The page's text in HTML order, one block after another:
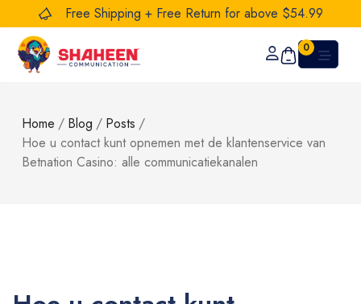
Free Shipping + Free Return for above $54.99
0
Home / Blog / Posts /
Hoe u contact kunt opnemen met de klantenservice van
Betnation Casino: alle communicatiekanalen